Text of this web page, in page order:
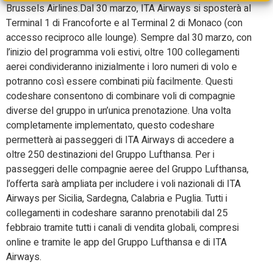
Brussels Airlines.Dal 30 marzo, ITA Airways si sposterà al
Terminal 1 di Francoforte e al Terminal 2 di Monaco (con
accesso reciproco alle lounge). Sempre dal 30 marzo, con
l’inizio del programma voli estivi, oltre 100 collegamenti
aerei condivideranno inizialmente i loro numeri di volo e
potranno così essere combinati più facilmente. Questi
codeshare consentono di combinare voli di compagnie
diverse del gruppo in un’unica prenotazione. Una volta
completamente implementato, questo codeshare
permetterà ai passeggeri di ITA Airways di accedere a
oltre 250 destinazioni del Gruppo Lufthansa. Per i
passeggeri delle compagnie aeree del Gruppo Lufthansa,
l’offerta sarà ampliata per includere i voli nazionali di ITA
Airways per Sicilia, Sardegna, Calabria e Puglia. Tutti i
collegamenti in codeshare saranno prenotabili dal 25
febbraio tramite tutti i canali di vendita globali, compresi
online e tramite le app del Gruppo Lufthansa e di ITA
Airways.